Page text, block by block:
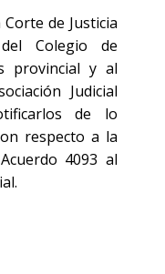
de Justicia
Colegio de
provincial y al
Judicial
de lo
respecto a la
4093 al